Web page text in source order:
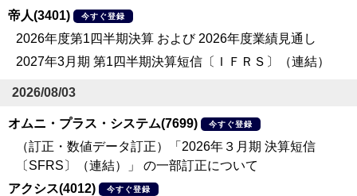
帝人(3401)
今すぐ登録
2026年度第1四半期決算 および 2026年度業績見通し
2027年3月期 第1四半期決算短信〔ＩＦＲＳ〕（連結）
2026/08/03
オムニ・プラス・システム(7699) 今すぐ登録
（訂正・数値データ訂正）「2026年３月期 決算短信
〔SFRS〕（連結）」 の一部訂正について
アクシス(4012)
今すぐ登録